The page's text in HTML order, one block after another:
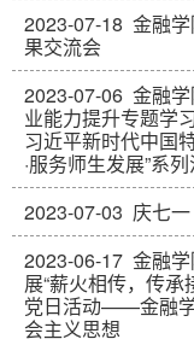
2023-07-18 金融
果交流会
2023-07-06 金融
业能力提升专题学
习近平新时代中国
·服务师生发展”系
2023-07-03 庆七
2023-06-17 金融
展“薪火相传，传
党日活动——金融
会主义思想